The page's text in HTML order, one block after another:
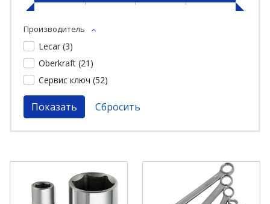
Производитель
Lecar (3)
Oberkraft (21 )
Сервис ключ (52)